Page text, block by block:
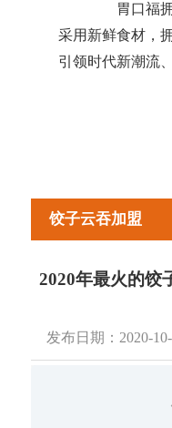
胃口福
采用新鲜食材，
引领时代新潮流
饺子云吞加盟
2020年最火的饺
发布日期： 2020-